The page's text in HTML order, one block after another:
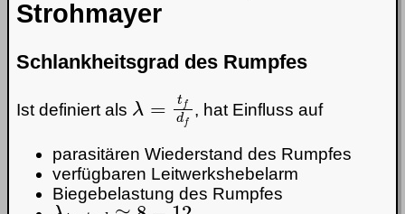
Strohmayer
Schlankheitsgrad des Rumpfes
Ist definiert als
λ f
, hat Einfluss auf
parasitären Wiederstand des Rumpfes
verfügbaren Leitwerkshebelarm
Biegebelastung des Rumpfes
λtypical≈8−12